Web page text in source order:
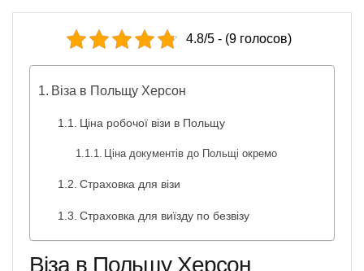
4.8/5 - (9 голосов)
Віза в Польщу Херсон
Ціна робочої візи в Польщу
Ціна документів до Польщі окремо
Страховка для візи
Страховка для виїзду по безвізу
Віза в Польщу Херсон